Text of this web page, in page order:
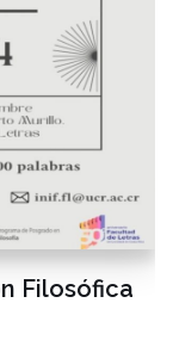
Filosófica